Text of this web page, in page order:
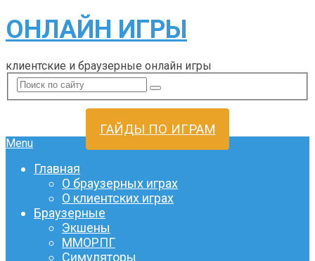
ОНЛАЙН ИГРЫ
клиентские и браузерные онлайн игры
ГАЙДЫ ПО ИГРАМ
Menu
Главная
О браузерных играх
О клиентских играх
Браузерные
Экшены
ММОРПГ
Симуляторы